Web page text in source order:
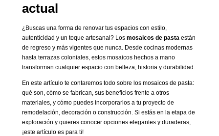
actual
¿Buscas una forma de renovar tus espacios con estilo,
autenticidad y un toque artesanal? Los mosaicos de pasta están
de regreso y más vigentes que nunca. Desde cocinas modernas
hasta terrazas coloniales, estos mosaicos hechos a mano
transforman cualquier espacio con belleza, historia y durabilidad.
En este artículo te contaremos todo sobre los mosaicos de pasta:
qué son, cómo se fabrican, sus beneficios frente a otros
materiales, y cómo puedes incorporarlos a tu proyecto de
remodelación, decoración o construcción. Si estás en la etapa de
exploración y quieres conocer opciones elegantes y duraderas,
¡este artículo es para ti!